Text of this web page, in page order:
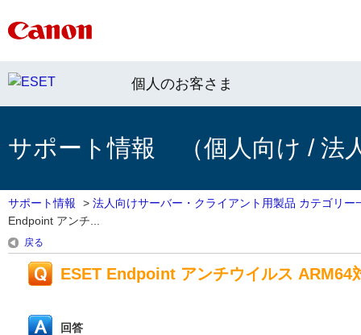
個人のお客さま
サポート情報 （個人向け / 法
サポート情報 > 法人向けサーバー・クライアント用製品 カテゴリー
Endpoint アンチ...
戻る
ESET Endpoint アンチウイルス
回答